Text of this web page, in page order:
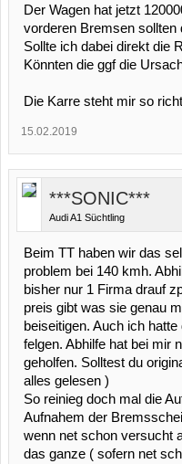
Der Wagen hat jetzt
vorderen Bremsen
Sollte ich dabei direkt die
Könnten die ggf die
Die Karre steht mir so
15.02.2019
***SONIC***
Audi A1 Süchtling
Beim TT haben wir das
problem bei 140 kmh.
bisher nur 1 Firma drauf
preis gibt was sie genau
beiseitigen. Auch ich
felgen. Abhilfe hat bei mir
geholfen. Solltest du
alles gelesen )
So reinieg doch mal die
Aufnahem der
wenn net schon versucht
das ganze ( sofern net